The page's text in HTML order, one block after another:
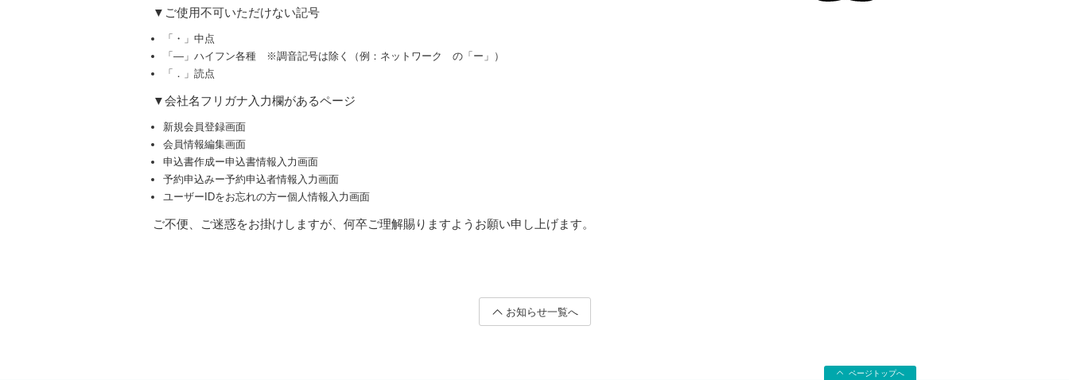
▼ご使用不可いただけない記号
「・」中点
「―」ハイフン各種 ※調音記号は除く（例：ネットワーク の「ー」）
「．」読点
▼会社名フリガナ入力欄があるページ
新規会員登録画面
会員情報編集画面
申込書作成ー申込書情報入力画面
予約申込みー予約申込者情報入力画面
ユーザー IDをお忘れの方ー個人情報入力画面
ご不便、ご迷惑をお掛けしますが、何卒ご理解賜りますようお願い申し上げます。
お知らせ一覧へ
ページトップへ